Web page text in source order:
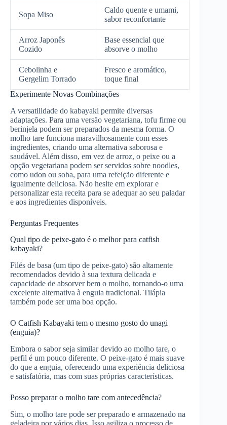
Sopa Miso
Caldo quente e umami,
sabor reconfortante
Arroz Japonês
Cozido
Base essencial que
absorve o molho
Cebolinha e
Gergelim Torrado
Fresco e aromático,
toque final
Experimente Novas Combinações
A versatilidade do kabayaki permite diversas
adaptações. Para uma versão vegetariana, tofu firme ou
berinjela podem ser preparados da mesma forma. O
molho tare funciona maravilhosamente com esses
ingredientes, criando uma alternativa saborosa e
saudável. Além disso, em vez de arroz, o peixe ou a
opção vegetariana podem ser servidos sobre noodles,
como udon ou soba, para uma refeição diferente e
igualmente deliciosa. Não hesite em explorar e
personalizar esta receita para se adequar ao seu paladar
e aos ingredientes disponíveis.
Perguntas Frequentes
Qual tipo de peixe-gato é o melhor para catfish
kabayaki?
Filés de basa (um tipo de peixe-gato) são altamente
recomendados devido à sua textura delicada e
capacidade de absorver bem o molho, tornando-o uma
excelente alternativa à enguia tradicional. Tilápia
também pode ser uma boa opção.
O Catfish Kabayaki tem o mesmo gosto do unagi
(enguia)?
Embora o sabor seja similar devido ao molho tare, o
perfil é um pouco diferente. O peixe-gato é mais suave
do que a enguia, oferecendo uma experiência deliciosa
e satisfatória, mas com suas próprias características.
Posso preparar o molho tare com antecedência?
Sim, o molho tare pode ser preparado e armazenado na
geladeira por vários dias. Isso agiliza o processo de